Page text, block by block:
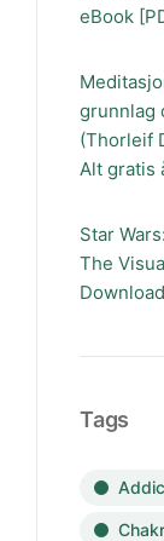
eBook
grunnlag
(Thorleif
Alt gratis
Star
The
Tags